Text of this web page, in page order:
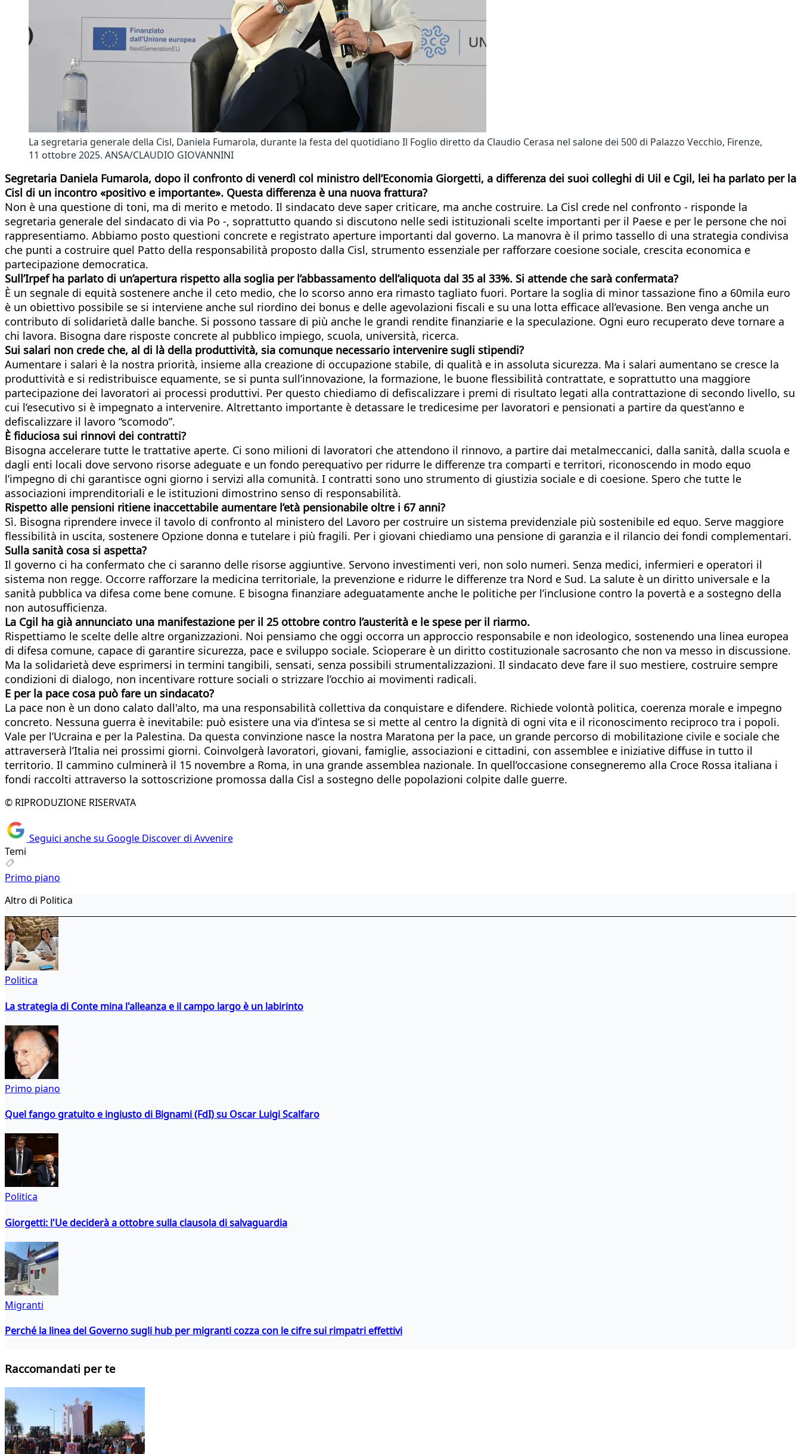
La segretaria generale della Cisl, Daniela Fumarola, durante la festa del quotidiano Il Foglio diretto da Claudio Cerasa nel salone dei 500 di Palazzo Vecchio, Firenze,
11 ottobre 2025. ANSA/CLAUDIO GIOVANNINI
Segretaria Daniela Fumarola, dopo il confronto di venerdì col ministro dell’Economia Giorgetti, a differenza dei suoi colleghi di Uil e Cgil, lei ha parlato per la
Cisl di un incontro «positivo e importante». Questa differenza è una nuova frattura?
Non è una questione di toni, ma di merito e metodo. Il sindacato deve saper criticare, ma anche costruire. La Cisl crede nel confronto - risponde la
segretaria generale del sindacato di via Po -, soprattutto quando si discutono nelle sedi istituzionali scelte importanti per il Paese e per le persone che noi
rappresentiamo. Abbiamo posto questioni concrete e registrato aperture importanti dal governo. La manovra è il primo tassello di una strategia condivisa
che punti a costruire quel Patto della responsabilità proposto dalla Cisl, strumento essenziale per rafforzare coesione sociale, crescita economica e
partecipazione democratica.
Sull’Irpef ha parlato di un’apertura rispetto alla soglia per l’abbassamento dell’aliquota dal 35 al 33%. Si attende che sarà confermata?
È un segnale di equità sostenere anche il ceto medio, che lo scorso anno era rimasto tagliato fuori. Portare la soglia di minor tassazione fino a 60mila euro
è un obiettivo possibile se si interviene anche sul riordino dei bonus e delle agevolazioni fiscali e su una lotta efficace all’evasione. Ben venga anche un
contributo di solidarietà dalle banche. Si possono tassare di più anche le grandi rendite finanziarie e la speculazione. Ogni euro recuperato deve tornare a
chi lavora. Bisogna dare risposte concrete al pubblico impiego, scuola, università, ricerca.
Sui salari non crede che, al di là della produttività, sia comunque necessario intervenire sugli stipendi?
Aumentare i salari è la nostra priorità, insieme alla creazione di occupazione stabile, di qualità e in assoluta sicurezza. Ma i salari aumentano se cresce la
produttività e si redistribuisce equamente, se si punta sull’innovazione, la formazione, le buone flessibilità contrattate, e soprattutto una maggiore
partecipazione dei lavoratori ai processi produttivi. Per questo chiediamo di defiscalizzare i premi di risultato legati alla contrattazione di secondo livello, su
cui l’esecutivo si è impegnato a intervenire. Altrettanto importante è detassare le tredicesime per lavoratori e pensionati a partire da quest’anno e
defiscalizzare il lavoro “scomodo”.
È fiduciosa sui rinnovi dei contratti?
Bisogna accelerare tutte le trattative aperte. Ci sono milioni di lavoratori che attendono il rinnovo, a partire dai metalmeccanici, dalla sanità, dalla scuola e
dagli enti locali dove servono risorse adeguate e un fondo perequativo per ridurre le differenze tra comparti e territori, riconoscendo in modo equo
l’impegno di chi garantisce ogni giorno i servizi alla comunità. I contratti sono uno strumento di giustizia sociale e di coesione. Spero che tutte le
associazioni imprenditoriali e le istituzioni dimostrino senso di responsabilità.
Rispetto alle pensioni ritiene inaccettabile aumentare l’età pensionabile oltre i 67 anni?
Sì. Bisogna riprendere invece il tavolo di confronto al ministero del Lavoro per costruire un sistema previdenziale più sostenibile ed equo. Serve maggiore
flessibilità in uscita, sostenere Opzione donna e tutelare i più fragili. Per i giovani chiediamo una pensione di garanzia e il rilancio dei fondi complementari.
Sulla sanità cosa si aspetta?
Il governo ci ha confermato che ci saranno delle risorse aggiuntive. Servono investimenti veri, non solo numeri. Senza medici, infermieri e operatori il
sistema non regge. Occorre rafforzare la medicina territoriale, la prevenzione e ridurre le differenze tra Nord e Sud. La salute è un diritto universale e la
sanità pubblica va difesa come bene comune. E bisogna finanziare adeguatamente anche le politiche per l’inclusione contro la povertà e a sostegno della
non autosufficienza.
La Cgil ha già annunciato una manifestazione per il 25 ottobre contro l’austerità e le spese per il riarmo.
Rispettiamo le scelte delle altre organizzazioni. Noi pensiamo che oggi occorra un approccio responsabile e non ideologico, sostenendo una linea europea
di difesa comune, capace di garantire sicurezza, pace e sviluppo sociale. Scioperare è un diritto costituzionale sacrosanto che non va messo in discussione.
Ma la solidarietà deve esprimersi in termini tangibili, sensati, senza possibili strumentalizzazioni. Il sindacato deve fare il suo mestiere, costruire sempre
condizioni di dialogo, non incentivare rotture sociali o strizzare l’occhio ai movimenti radicali.
E per la pace cosa può fare un sindacato?
La pace non è un dono calato dall'alto, ma una responsabilità collettiva da conquistare e difendere. Richiede volontà politica, coerenza morale e impegno
concreto. Nessuna guerra è inevitabile: può esistere una via d’intesa se si mette al centro la dignità di ogni vita e il riconoscimento reciproco tra i popoli.
Vale per l’Ucraina e per la Palestina. Da questa convinzione nasce la nostra Maratona per la pace, un grande percorso di mobilitazione civile e sociale che
attraverserà l’Italia nei prossimi giorni. Coinvolgerà lavoratori, giovani, famiglie, associazioni e cittadini, con assemblee e iniziative diffuse in tutto il
territorio. Il cammino culminerà il 15 novembre a Roma, in una grande assemblea nazionale. In quell’occasione consegneremo alla Croce Rossa italiana i
fondi raccolti attraverso la sottoscrizione promossa dalla Cisl a sostegno delle popolazioni colpite dalle guerre.
© RIPRODUZIONE RISERVATA
Seguici anche su Google Discover di Avvenire
Temi
Primo piano
Altro di Politica
Politica
La strategia di Conte mina l'alleanza e il campo largo è un labirinto
Primo piano
Quel fango gratuito e ingiusto di Bignami (FdI) su Oscar Luigi Scalfaro
Politica
Giorgetti: l'Ue deciderà a ottobre sulla clausola di salvaguardia
Migranti
Perché la linea del Governo sugli hub per migranti cozza con le cifre sui rimpatri effettivi
Raccomandati per te